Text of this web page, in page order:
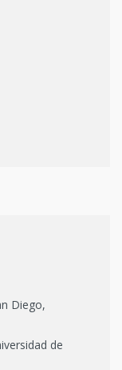
Diego,
de